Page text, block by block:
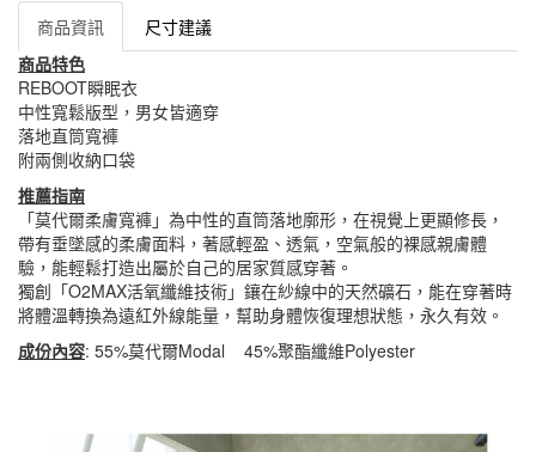
商品資訊
尺寸建議
商品特色
REBOOT瞬眠衣
中性寬鬆版型，男女皆適穿
落地直筒寬褲
附兩側收納口袋
推薦指南
「莫代爾柔膚寬褲」為中性的直筒落地廓形，在視覺上更顯修長，
帶有垂墜感的柔膚面料，著感輕盈、透氣，空氣般的裸感親膚體
驗，能輕鬆打造出屬於自己的居家質感穿著。
獨創「O2MAX活氧纖維技術」鑲在紗線中的天然礦石，能在穿著時
將體溫轉換為遠紅外線能量，幫助身體恢復理想狀態，永久有效。
成份內容: 55%莫代爾Modal 45%聚酯纖維Polyester